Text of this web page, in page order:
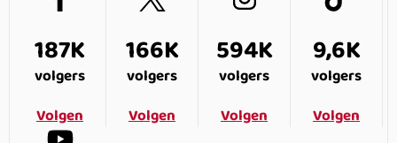
187K
volgers
Volgen
166K
volgers
Volgen
594K
volgers
Volgen
9,6K
volgers
Volgen